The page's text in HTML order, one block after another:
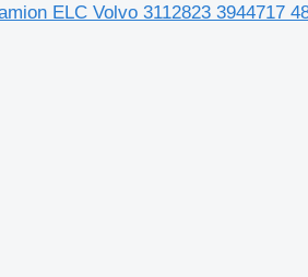
ELC Volvo 3112823 3944717